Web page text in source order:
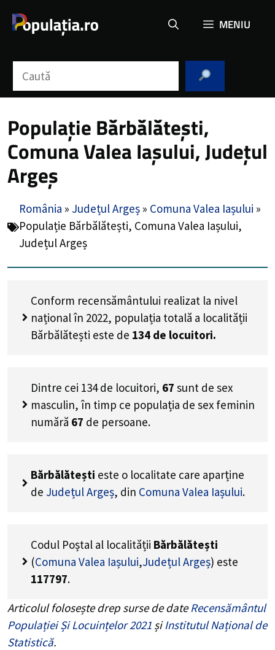
MENIU
Populație Bărbălătești,
Comuna Valea Iașului, Județul
Argeș
România » Județul Argeș » Comuna Valea Iașului »
Populație Bărbălătești, Comuna Valea Iașului,
Județul Argeș
Conform recensământului realizat la nivel
național în 2022, populația totală a localității
Bărbălătești este de 134 de locuitori.
Dintre cei 134 de locuitori, 67 sunt de sex
masculin, în timp ce populația de sex feminin
numără 67 de persoane.
Bărbălătești este o localitate care aparține
de Județul Argeș, din Comuna Valea Iașului.
Codul Poștal al localității Bărbălătești
(Comuna Valea Iașului,Județul Argeș) este
117797.
Articolul folosește drep surse de dateRecensământul
Populației Și Locuințelor 2021 șiInstitutul Național de
Statistică.